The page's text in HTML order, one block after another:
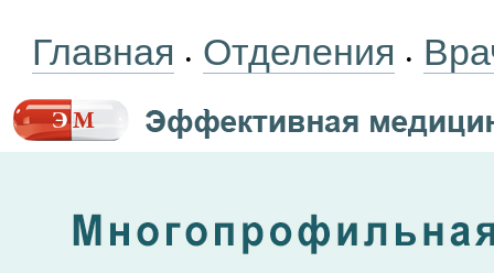
Главная • Отделения •